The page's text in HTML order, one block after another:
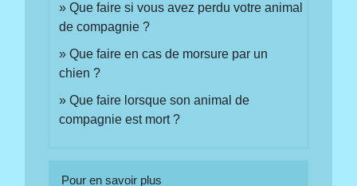
Que faire si vous avez perdu votre animal
de compagnie ?
Que faire en cas de morsure par un
chien ?
Que faire lorsque son animal de
compagnie est mort ?
Pour en savoir plus